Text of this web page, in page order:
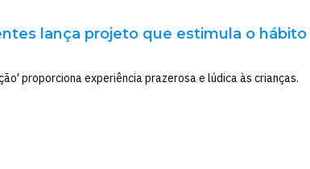
lança projeto que estimula o
proporciona experiência prazerosa e lúdica às crianças.